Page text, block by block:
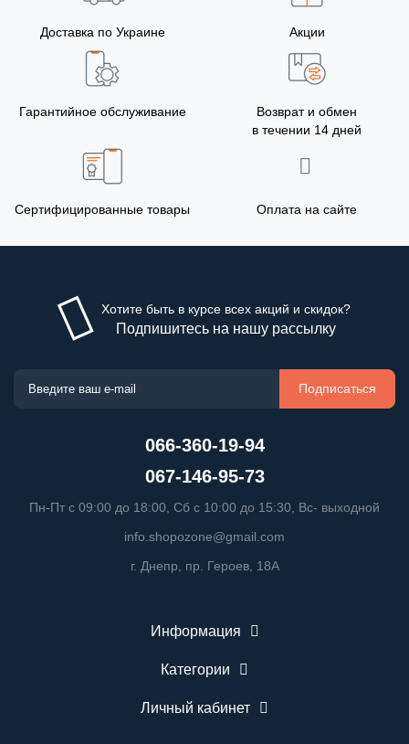
Доставка по Украине Акции
Гарантийное обслуживание
Возврат и обмен
в течении 14 дней
Сертифицированные товары Оплата на сайте
Хотите быть в курсе всех акций и скидок?
Подпишитесь на нашу рассылку
Подписаться
066-360-19-94
067-146-95-73
Пн-Пт с 09:00 до 18:00, Сб с 10:00 до 15:30, Вс- выходной
info.shopozone@gmail.com
г. Днепр, пр. Героев, 18А
Информация
Категории
Личный кабинет